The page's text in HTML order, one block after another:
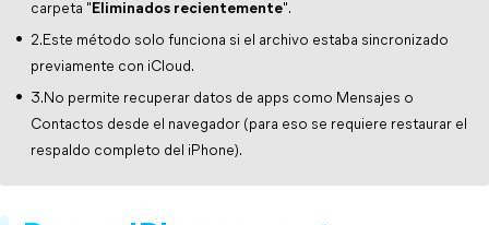
carpeta "Eliminados recientemente".
2.Este método solo funciona si el archivo estaba sincronizado
previamente con iCloud.
3.No permite recuperar datos de apps como Mensajes o
Contactos desde el navegador (para eso se requiere restaurar el
respaldo completo del iPhone).